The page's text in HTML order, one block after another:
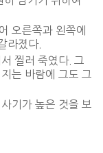
오른쪽과 왼쪽에
라졌다.
찔러 죽였다. 그
는 바람에 그도 그
기가 높은 것을 보